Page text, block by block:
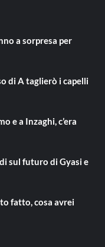
a sorpresa per
di A taglierò i capelli
e a Inzaghi, c’era
sul futuro di Gyasi e
fatto, cosa avrei